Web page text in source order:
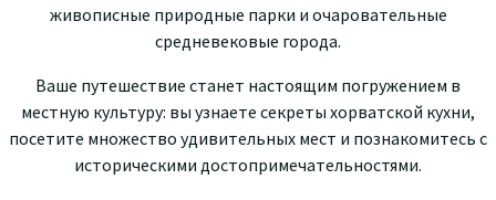
живописные природные парки и очаровательные
средневековые города.
Ваше путешествие станет настоящим погружением в
местную культуру: вы узнаете секреты хорватской кухни,
посетите множество удивительных мест и познакомитесь с
историческими достопримечательностями.